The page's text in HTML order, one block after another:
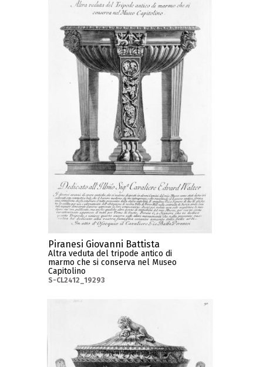
Piranesi Giovanni Battista
Altra veduta del tripode antico di
marmo che si conserva nel Museo
Capitolino
S-CL2412_19293